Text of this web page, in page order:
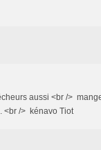
aussi <br />
<br /> kénavo Tiot